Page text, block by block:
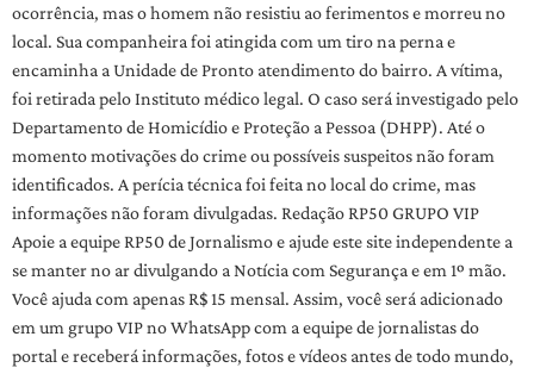
ocorrência, mas o homem não resistiu ao ferimentos e morreu no
local. Sua companheira foi atingida com um tiro na perna e
encaminha a Unidade de Pronto atendimento do bairro. A vítima,
foi retirada pelo Instituto médico legal. O caso será investigado pelo
Departamento de Homicídio e Proteção a Pessoa (DHPP). Até o
momento motivações do crime ou possíveis suspeitos não foram
identificados. A perícia técnica foi feita no local do crime, mas
informações não foram divulgadas. Redação RP50 GRUPO VIP
Apoie a equipe RP50 de Jornalismo e ajude este site independente a
se manter no ar divulgando a Notícia com Segurança e em 1º mão.
Você ajuda com apenas R$ 15 mensal. Assim, você será adicionado
em um grupo VIP no WhatsApp com a equipe de jornalistas do
portal e receberá informações, fotos e vídeos antes de todo mundo,